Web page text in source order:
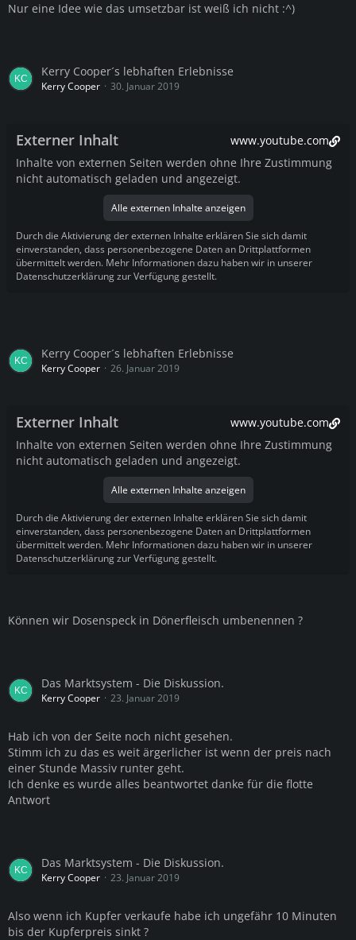
Nur eine Idee wie das umsetzbar ist weiß ich nicht :^)
Kerry Cooper´s lebhaften Erlebnisse
Kerry Cooper 30. Januar 2019
Externer Inhalt
www.youtube.com
Inhalte von externen Seiten werden ohne Ihre Zustimmung
nicht automatisch geladen und angezeigt.
Alle externen Inhalte anzeigen
Durch die Aktivierung der externen Inhalte erklären Sie sich damit
einverstanden, dass personenbezogene Daten an Drittplattformen
übermittelt werden. Mehr Informationen dazu haben wir in unserer
Datenschutzerklärung zur Verfügung gestellt.
Kerry Cooper´s lebhaften Erlebnisse
Kerry Cooper 26. Januar 2019
Externer Inhalt
www.youtube.com
Inhalte von externen Seiten werden ohne Ihre Zustimmung
nicht automatisch geladen und angezeigt.
Alle externen Inhalte anzeigen
Durch die Aktivierung der externen Inhalte erklären Sie sich damit
einverstanden, dass personenbezogene Daten an Drittplattformen
übermittelt werden. Mehr Informationen dazu haben wir in unserer
Datenschutzerklärung zur Verfügung gestellt.
Können wir Dosenspeck in Dönerfleisch umbenennen ?
Das Marktsystem - Die Diskussion.
Kerry Cooper 23. Januar 2019
Hab ich von der Seite noch nicht gesehen.
Stimm ich zu das es weit ärgerlicher ist wenn der preis nach
einer Stunde Massiv runter geht.
Ich denke es wurde alles beantwortet danke für die flotte
Antwort
Das Marktsystem - Die Diskussion.
Kerry Cooper 23. Januar 2019
Also wenn ich Kupfer verkaufe habe ich ungefähr 10 Minuten
bis der Kupferpreis sinkt ?